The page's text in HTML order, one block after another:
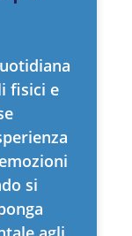
fisici e
si